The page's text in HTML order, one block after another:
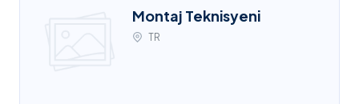
Montaj Teknisyeni
TR